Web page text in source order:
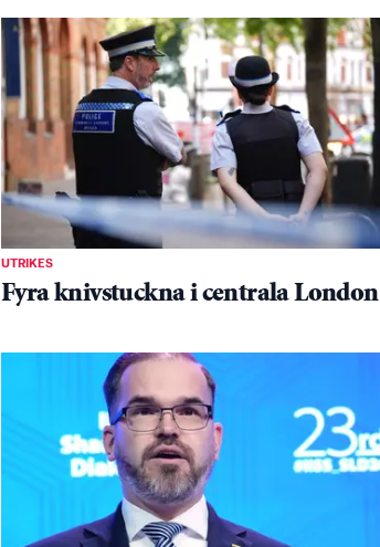
UTRIKES
Fyra knivstuckna i centrala London